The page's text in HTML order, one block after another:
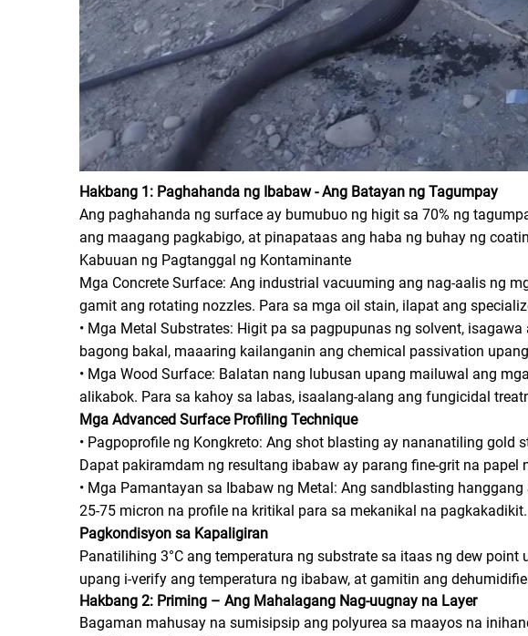
Hakbang 1: Paghahanda ng Ibabaw - Ang Batayan ng Tagumpay
Ang paghahanda ng surface ay bumubuo ng higit sa 70% ng
ang maagang pagkabigo, at pinapataas ang haba ng buhay ng
Kabuuan ng Pagtanggal ng Kontaminante
Mga Concrete Surface: Ang industrial vacuuming ang nag-aalis ng
gamit ang rotating nozzles. Para sa mga oil stain, ilapat ang
• Mga Metal Substrates: Higit pa sa pagpupunas ng solvent,
bagong bakal, maaaring kailanganin ang chemical passivation
• Mga Wood Surface: Balatan nang lubusan upang mailuwal ang
alikabok. Para sa kahoy sa labas, isaalang-alang ang fungicidal
Mga Advanced Surface Profiling Technique
• Pagpoprofile ng Kongkreto: Ang shot blasting ay nananatiling
Dapat pakiramdam ng resultang ibabaw ay parang fine-grit na papel
• Mga Pamantayan sa Ibabaw ng Metal: Ang sandblasting
25-75 micron na profile na kritikal para sa mekanikal na pagkakadikit.
Pagkondisyon sa Kapaligiran
Panatilihing 3°C ang temperatura ng substrate sa itaas ng dew
upang i-verify ang temperatura ng ibabaw, at gamitin ang
Hakbang 2: Priming – Ang Mahalagang Nag-uugnay na Layer
Bagaman mahusay na sumisipsip ang polyurea sa maayos na